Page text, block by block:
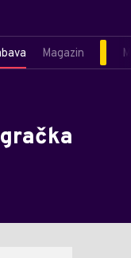
Magazin